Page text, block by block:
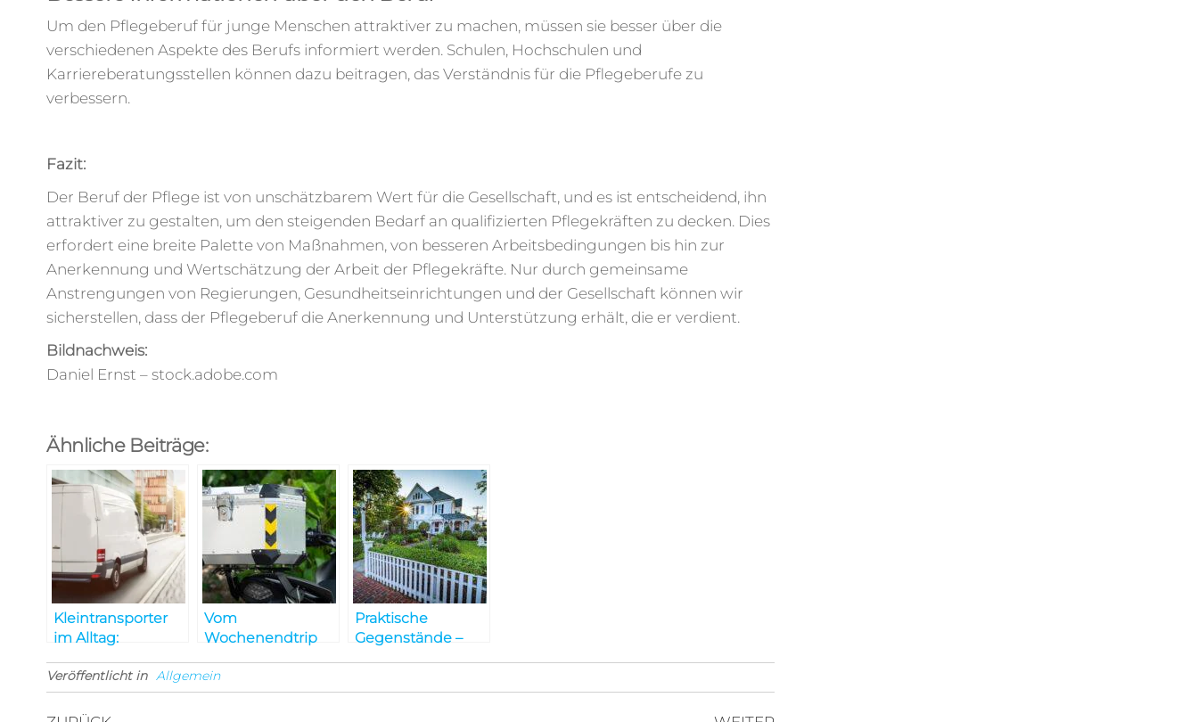
Um den Pflegeberuf für junge Menschen attraktiver zu machen, müssen sie besser über die
verschiedenen Aspekte des Berufs informiert werden. Schulen, Hochschulen und
Karriereberatungsstellen können dazu beitragen, das Verständnis für die Pflegeberufe zu
verbessern.
Fazit:
Der Beruf der Pflege ist von unschätzbarem Wert für die Gesellschaft, und es ist entscheidend, ihn
attraktiver zu gestalten, um den steigenden Bedarf an qualifizierten Pflegekräften zu decken. Dies
erfordert eine breite Palette von Maßnahmen, von besseren Arbeitsbedingungen bis hin zur
Anerkennung und Wertschätzung der Arbeit der Pflegekräfte. Nur durch gemeinsame
Anstrengungen von Regierungen, Gesundheitseinrichtungen und der Gesellschaft können wir
sicherstellen, dass der Pflegeberuf die Anerkennung und Unterstützung erhält, die er verdient.
Bildnachweis:
Daniel Ernst – stock.adobe.com
Ähnliche Beiträge:
Kleintransporter
im Alltag:
für jeden Bedarf
Vom
Wochenendtrip
Langstreckenreise:
Warum eine
Praktische
Gegenstände –
können
Veröffentlicht in Allgemein